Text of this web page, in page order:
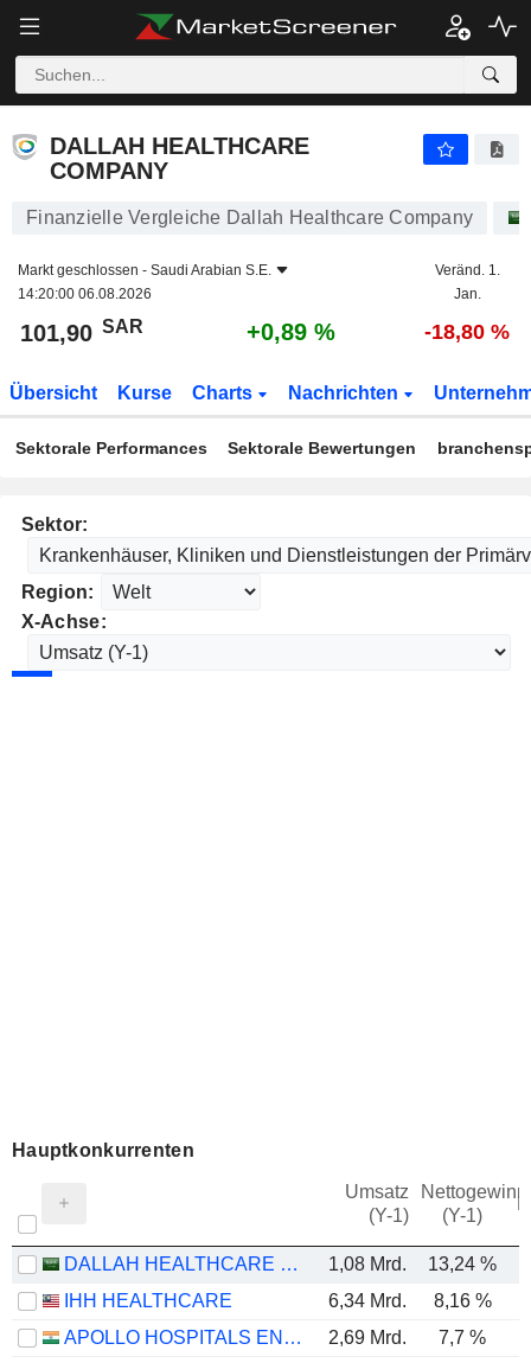
DALLAH HEALTHCARE COMPANY ﷼
DALLAH HEALTHCARE
COMPANY
Finanzielle Vergleiche Dallah Healthcare Company
Markt geschlossen - Saudi Arabian S.E.
14:20:00 06.08.2026
Veränd. 1.
Jan.
101,90 SAR +0,89 % -18,80 %
Übersicht Kurse Charts Nachrichten
Sektorale Performances Sektorale Bewertungen
Sektor:
Region:
X-Achse:
Hauptkonkurrenten
Umsatz
(Y-1)
Nettogewinn
(Y-1)
DALLAH HEALTHCARE COMPANY 1,08 Mrd. 13,24 %
IHH HEALTHCARE
6,34 Mrd. 8,16 %
APOLLO HOSPITALS ENTERPRISE LIMITED
2,69 Mrd. 7,7 %